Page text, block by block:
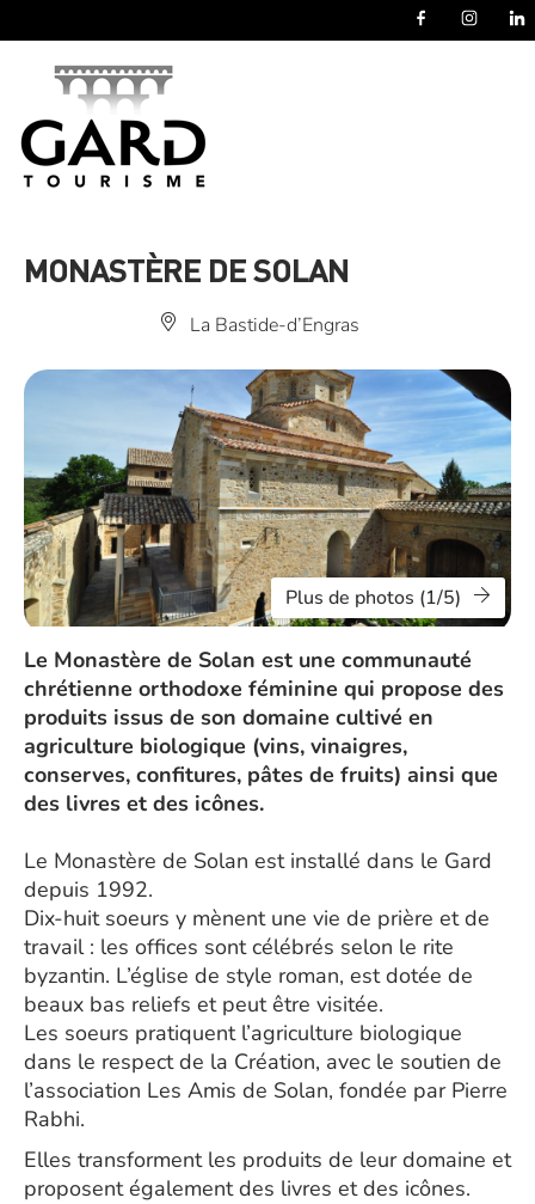
MONASTÈRE DE SOLAN
La Bastide-d’Engras
Plus de photos (1/5)
Le Monastère de Solan est une communauté
chrétienne orthodoxe féminine qui propose des
produits issus de son domaine cultivé en
agriculture biologique (vins, vinaigres,
conserves, confitures, pâtes de fruits) ainsi que
des livres et des icônes.
Le Monastère de Solan est installé dans le Gard
depuis 1992.
Dix-huit soeurs y mènent une vie de prière et de
travail : les offices sont célébrés selon le rite
byzantin. L’église de style roman, est dotée de
beaux bas reliefs et peut être visitée.
Les soeurs pratiquent l’agriculture biologique
dans le respect de la Création, avec le soutien de
l’association Les Amis de Solan, fondée par Pierre
Rabhi.
Elles transforment les produits de leur domaine et
proposent également des livres et des icônes.